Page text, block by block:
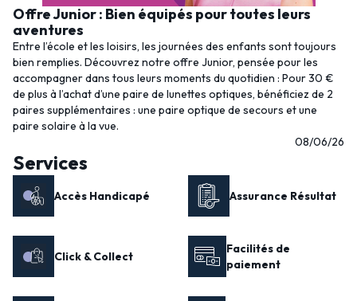
Offre Junior : Bien équipés pour toutes leurs
aventures
Entre l’école et les loisirs, les journées des enfants sont toujours
bien remplies. Découvrez notre offre Junior, pensée pour les
accompagner dans tous leurs moments du quotidien : Pour 30 €
de plus à l’achat d’une paire de lunettes optiques, bénéficiez de 2
paires supplémentaires : une paire optique de secours et une
paire solaire à la vue.
08/06/26
Services
Accès Handicapé Assurance Résultat
Click & Collect
Facilités de
paiement